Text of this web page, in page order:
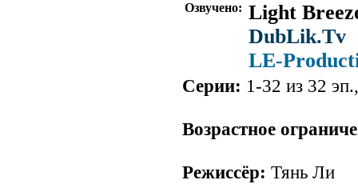
Озвучено: Light
DubLik.Tv
LE-
Серии: 1-32 из 32
Возрастное
Режиссёр: Тянь Ли